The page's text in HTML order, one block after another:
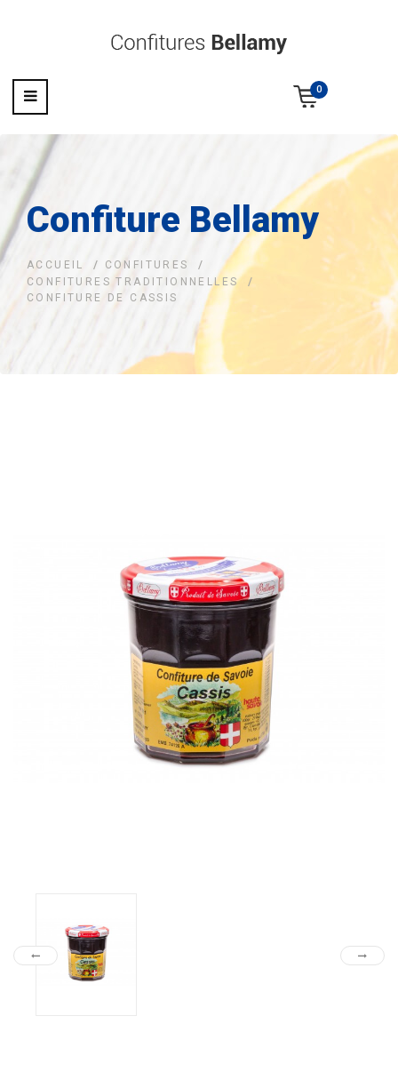
0
Confiture Bellamy
ACCUEIL
CONFITURES
CONFITURES TRADITIONNELLES
CONFITURE DE CASSIS